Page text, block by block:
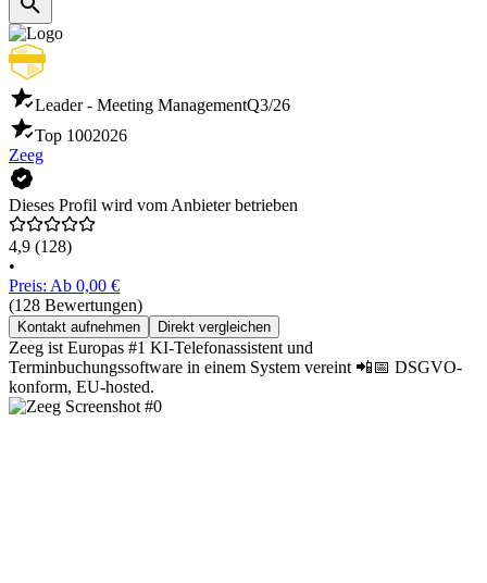
Leader - Meeting ManagementQ3/26
Top 1002026
Zeeg
Dieses Profil wird vom Anbieter betrieben
4,9 (128)
•
Preis: Ab 0,00 €
(128 Bewertungen)
Kontakt aufnehmen Direkt vergleichen
Zeeg ist Europas #1 KI-Telefonassistent und
Terminbuchungssoftware in einem System vereint 📲📅 DSGVO-
konform, EU-hosted.